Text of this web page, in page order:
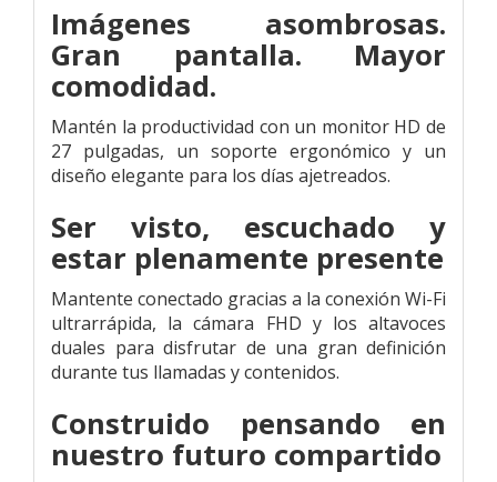
Imágenes asombrosas.
Gran pantalla. Mayor
comodidad.
Mantén la productividad con un monitor HD de
27 pulgadas, un soporte ergonómico y un
diseño elegante para los días ajetreados.
Ser visto, escuchado y
estar plenamente presente
Mantente conectado gracias a la conexión Wi-Fi
ultrarrápida, la cámara FHD y los altavoces
duales para disfrutar de una gran definición
durante tus llamadas y contenidos.
Construido pensando en
nuestro futuro compartido